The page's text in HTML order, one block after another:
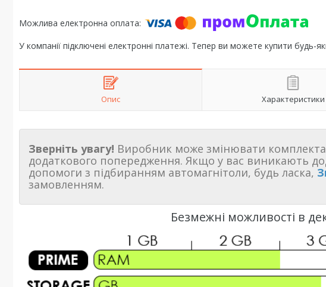
У компанії підключені електронні платежі. Тепер ви можете купити будь-
Опис Характеристики
Зверніть увагу! Виробник може змінювати
додаткового попередження. Якщо у вас виникають
допомоги з підбиранням автомагнітоли, будь ласка,
замовленням.
Безмежні можливості в